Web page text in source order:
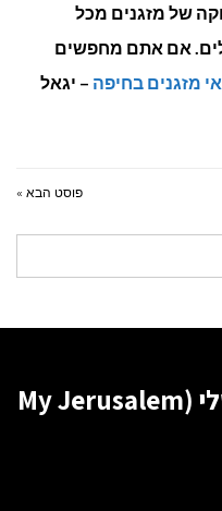
של מזגנים מכל
אם אתם מחפשים
מזגנים בחיפה – יגאל
פוסט הבא »
אודות חדשות ירושלים שלי (My Jerusalem